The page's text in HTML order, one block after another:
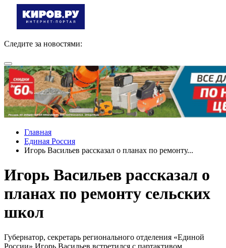
Следите за новостями:
Главная
Единая Россия
Игорь Васильев рассказал о планах по ремонту...
Игорь Васильев рассказал о
планах по ремонту сельских
школ
Губернатор, секретарь регионального отделения «Единой
России» Игорь Васильев встретился с партактивом